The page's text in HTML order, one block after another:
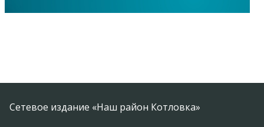
Сетевое издание «Наш район Котловка»